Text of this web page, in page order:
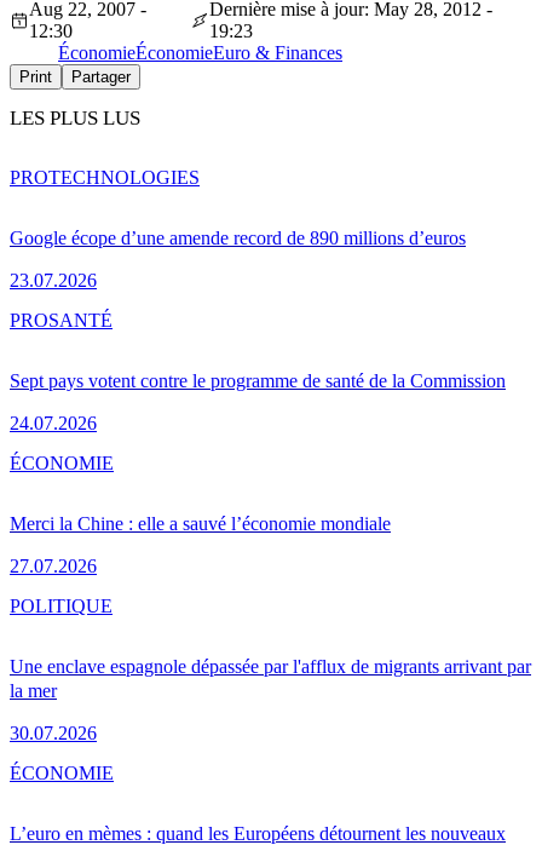
Aug 22, 2007 -
12:30
Dernière mise à jour: May 28, 2012 -
19:23
ÉconomieÉconomieEuro & Finances
Print Partager
LES PLUS LUS
Google écope d’une amende record de 890 millions d’euros
23.07.2026
PROTECHNOLOGIES
Sept pays votent contre le programme de santé de la Commission
24.07.2026
PROSANTÉ
Merci la Chine : elle a sauvé l’économie mondiale
27.07.2026
ÉCONOMIE
Une enclave espagnole dépassée par l'afflux de migrants arrivant par
la mer
30.07.2026
POLITIQUE
L’euro en mèmes : quand les Européens détournent les nouveaux
ÉCONOMIE